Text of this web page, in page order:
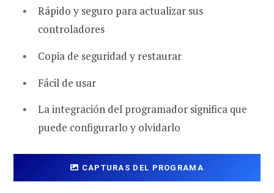
Rápido y seguro para actualizar sus
controladores
Copia de seguridad y restaurar
Fácil de usar
La integración del programador significa que
puede configurarlo y olvidarlo
CAPTURAS DEL PROGRAMA